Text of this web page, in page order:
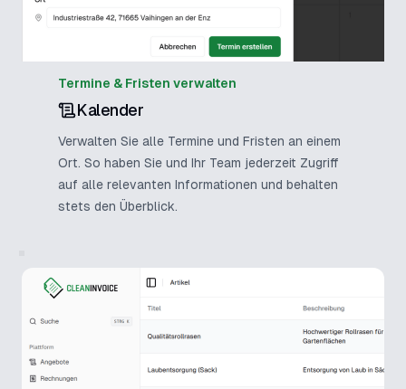
Termine & Fristen verwalten
Kalender
Verwalten Sie alle Termine und Fristen an einem
Ort. So haben Sie und Ihr Team jederzeit Zugriff
auf alle relevanten Informationen und behalten
stets den Überblick.